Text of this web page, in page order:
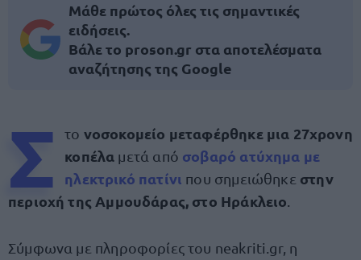
Μάθε πρώτος όλες τις σημαντικές
ειδήσεις.
Βάλε το proson.gr στα αποτελέσματα
αναζήτησης της Google
Σ το νοσοκομείο μεταφέρθηκε μια 27χρονη
κοπέλα μετά από σοβαρό ατύχημα με
ηλεκτρικό πατίνι που σημειώθηκε στην
περιοχή της Αμμουδάρας, στο Ηράκλειο
Σύμφωνα με πληροφορίες του neakriti.gr, η